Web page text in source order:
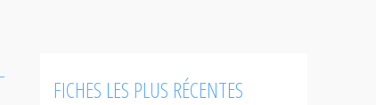
FICHES LES PLUS RÉCENTES